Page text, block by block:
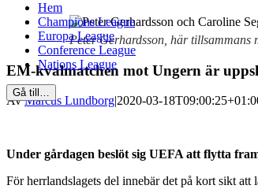
Hem
Champions League
Europa League
Conference League
Nations League
Gå till…
Peter Gerhardsson, här tillsammans
EM-kvalmatchen mot Ungern är
AvMarcus Lundborg|2020-03-
Under gårdagen beslöt sig UEFA att flytta
För herrlandslagets del innebär det på kort sikt att